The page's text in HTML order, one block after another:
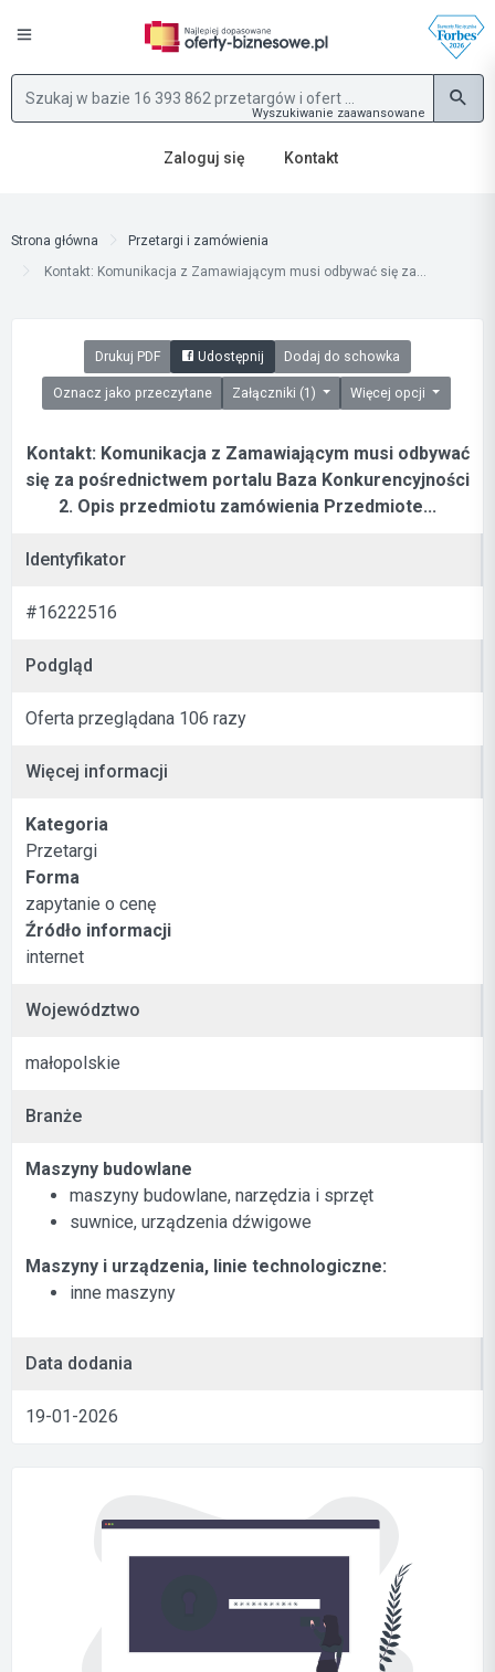
Wyszukiwanie zaawansowane
Zaloguj się Kontakt
Strona główna
Przetargi i zamówienia
Kontakt: Komunikacja z Zamawiającym musi odbywać się za...
Drukuj PDF Udostępnij Dodaj do schowka
Oznacz jako przeczytane Załączniki (1) Więcej opcji
Kontakt: Komunikacja z Zamawiającym musi odbywać
się za pośrednictwem portalu Baza Konkurencyjności
2. Opis przedmiotu zamówienia Przedmiote...
Identyfikator
#16222516
Podgląd
Oferta przeglądana 106 razy
Więcej informacji
Kategoria
Przetargi
Forma
zapytanie o cenę
Źródło informacji
internet
Województwo
małopolskie
Branże
Maszyny budowlane
maszyny budowlane, narzędzia i sprzęt
suwnice, urządzenia dźwigowe
Maszyny i urządzenia, linie technologiczne:
inne maszyny
Data dodania
19-01-2026